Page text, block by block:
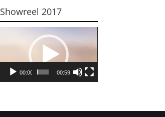
Showreel 2017
00:00 00:59